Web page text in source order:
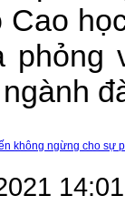
Cao
phỏng
không ngừng cho sự
14:01